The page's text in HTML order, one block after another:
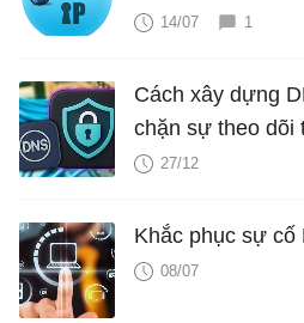
14/07 1
Cách xây dựng
chặn sự theo dõi
27/12
Khắc phục sự cố
08/07